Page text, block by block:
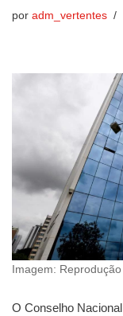
por adm_vertentes
Imagem:
O Conselho